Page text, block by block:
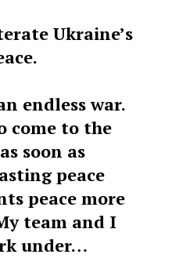
Ukraine’s
endless war.
come to the
soon as
peace
peace more
team and I
under…